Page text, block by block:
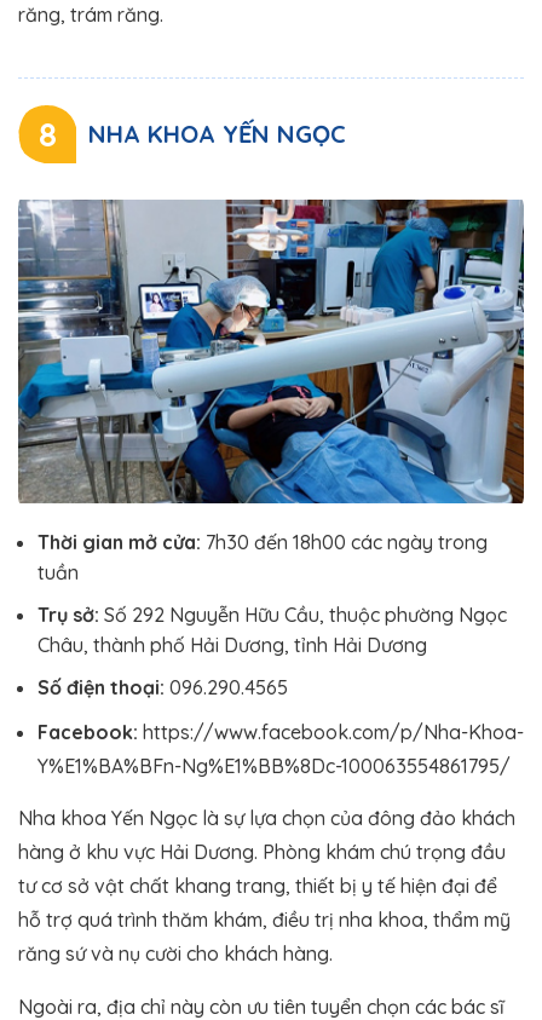
răng, trám răng.
8 NHA KHOA YẾN NGỌC
Thời gian mở cửa: 7h30 đến 18h00 các ngày trong
tuần
Trụ sở: Số 292 Nguyễn Hữu Cầu, thuộc phường Ngọc
Châu, thành phố Hải Dương, tỉnh Hải Dương
Số điện thoại: 096.290.4565
Facebook: https://www.facebook.com/p/Nha-Khoa-
Y%E1%BA%BFn-Ng%E1%BB%8Dc-100063554861795/
Nha khoa Yến Ngọc là sự lựa chọn của đông đảo khách
hàng ở khu vực Hải Dương. Phòng khám chú trọng đầu
tư cơ sở vật chất khang trang, thiết bị y tế hiện đại để
hỗ trợ quá trình thăm khám, điều trị nha khoa, thẩm mỹ
răng sứ và nụ cười cho khách hàng.
Ngoài ra, địa chỉ này còn ưu tiên tuyển chọn các bác sĩ